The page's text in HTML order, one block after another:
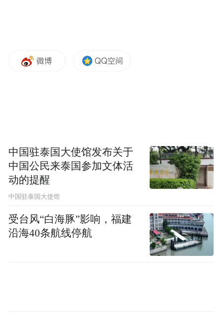
中国驻泰国大使馆发布关于
中国公民来泰国参加文体活
动的提醒
中国驻泰国大使馆
受台风“白海豚”影响，福建
沿海40条航线停航